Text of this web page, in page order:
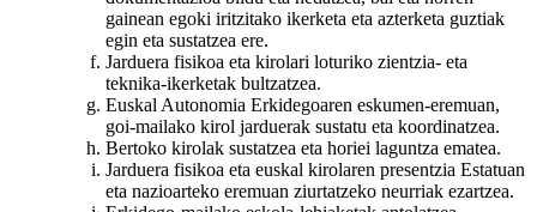
gainean egoki iritzitako ikerketa eta azterketa guztiak
egin eta sustatzea ere.
Jarduera fisikoa eta kirolari loturiko zientzia- eta
teknika-ikerketak bultzatzea.
Euskal Autonomia Erkidegoaren eskumen-eremuan,
goi-mailako kirol jarduerak sustatu eta koordinatzea.
Bertoko kirolak sustatzea eta horiei laguntza ematea.
Jarduera fisikoa eta euskal kirolaren presentzia Estatuan
eta nazioarteko eremuan ziurtatzeko neurriak ezartzea.